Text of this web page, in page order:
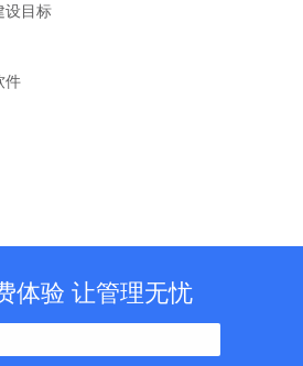
设目标
件
体验 让管理无忧